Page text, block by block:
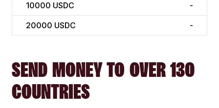
10000 USDC -
20000 USDC -
SEND MONEY TO OVER 130
COUNTRIES